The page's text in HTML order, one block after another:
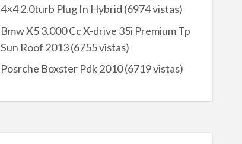
4×4 2.0turb Plug In Hybrid (6974 vistas)
Bmw X5 3.000 Cc X-drive 35i Premium Tp
Sun Roof 2013(6755 vistas)
Posrche Boxster Pdk 2010(6719 vistas)